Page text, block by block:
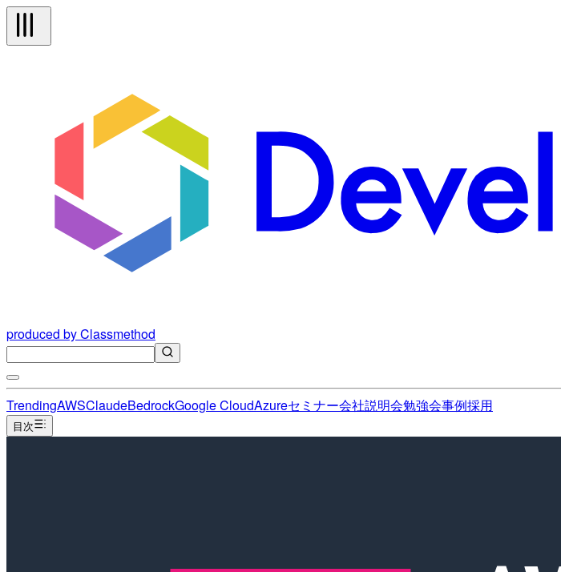
produced by Classmethod
TrendingAWSClaudeBedrockGoogle CloudAzureセミナー会社説明会勉強会事例採用
目次